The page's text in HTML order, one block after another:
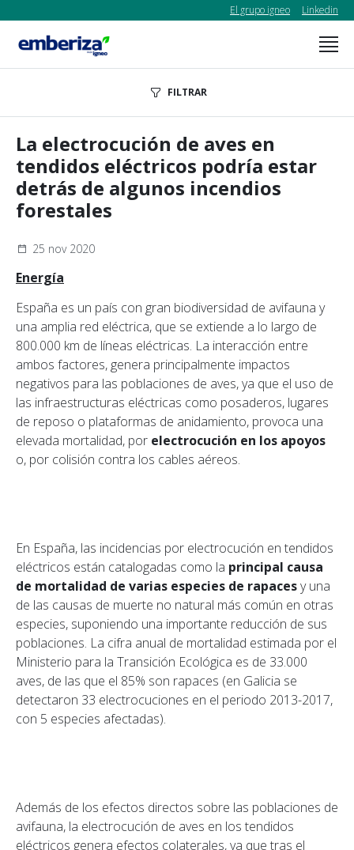
El grupo igneo Linkedin
FILTRAR
La electrocución de aves en
tendidos eléctricos podría estar
detrás de algunos incendios
forestales
25 nov 2020
Energía
España es un país con gran biodiversidad de avifauna y
una amplia red eléctrica, que se extiende a lo largo de
800.000 km de líneas eléctricas. La interacción entre
ambos factores, genera principalmente impactos
negativos para las poblaciones de aves, ya que el uso de
las infraestructuras eléctricas como posaderos, lugares
de reposo o plataformas de anidamiento, provoca una
elevada mortalidad, por electrocución en los apoyos
o, por colisión contra los cables aéreos.
En España, las incidencias por electrocución en tendidos
eléctricos están catalogadas como la principal causa
de mortalidad de varias especies de rapacesy una
de las causas de muerte no natural más común en otras
especies, suponiendo una importante reducción de sus
poblaciones. La cifra anual de mortalidad estimada por el
Ministerio para la Transición Ecológica es de 33.000
aves, de las que el 85% son rapaces (en Galicia se
detectaron 33 electrocuciones en el periodo 2013-2017,
con 5 especies afectadas).
Además de los efectos directos sobre las poblaciones de
avifauna, la electrocución de aves en los tendidos
eléctricos genera efectos colaterales, ya que tras el